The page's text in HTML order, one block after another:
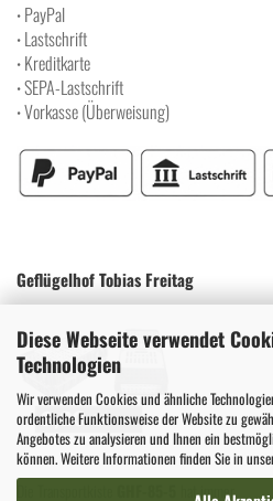
Diese Webseite verwendet
Technologien
Wir verwenden Cookies und ähnliche
ordentliche Funktionsweise der Website zu
Angebotes zu analysieren und Ihnen ein
können. Weitere Informationen finden Sie in
•PayPal
•Lastschrift
•Kreditkarte
•SEPA-Lastschrift
•Vorkasse (Überweisung)
Geflügelhof Tobias Freitag
hat immer